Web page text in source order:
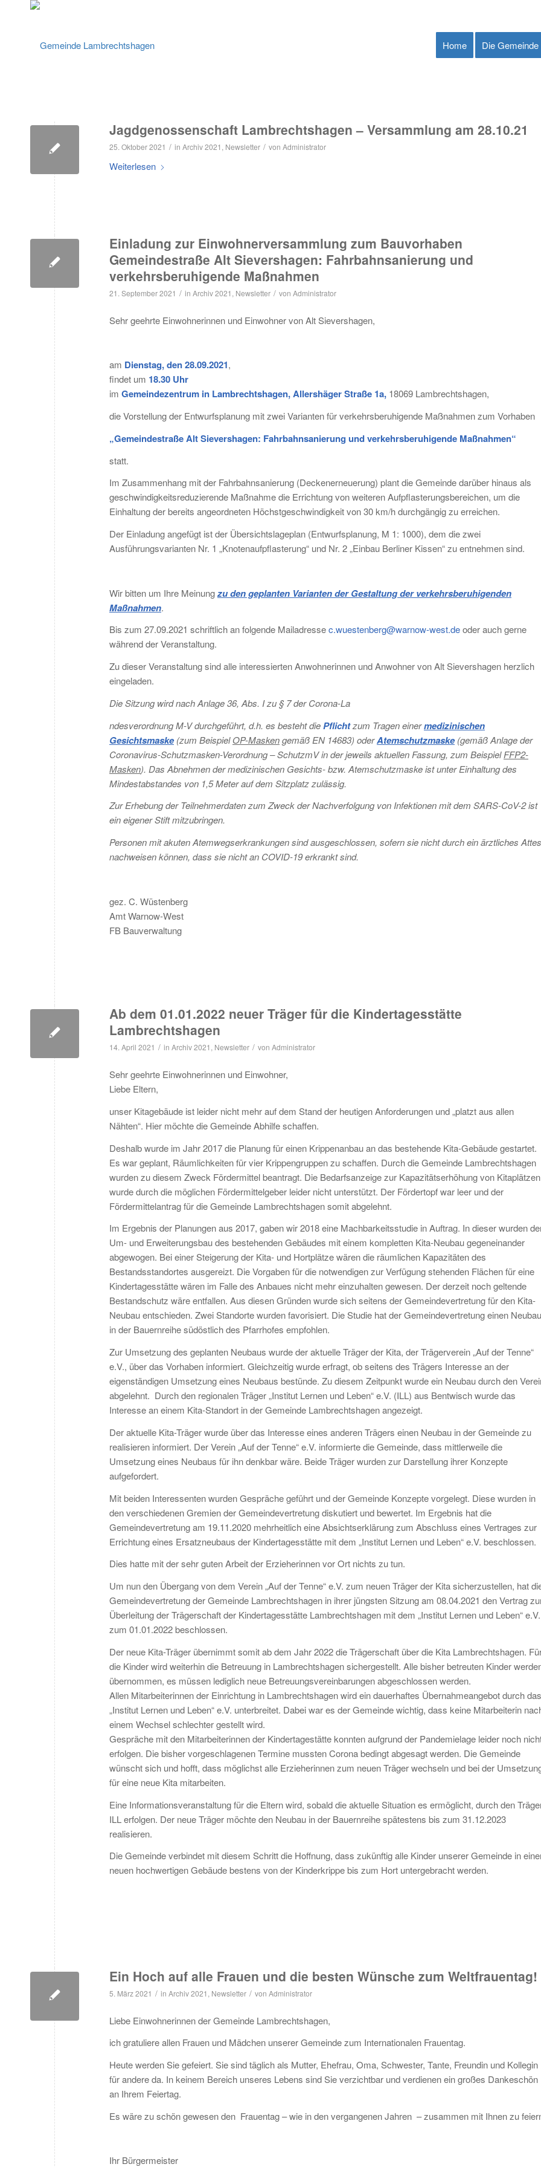
Home Die Gemeinde
Jagdgenossenschaft Lambrechtshagen – Versammlung am 28.10.21
25. Oktober 2021 / in Archiv 2021 , Newsletter / von Administrator
Weiterlesen
Einladung zur Einwohnerversammlung zum Bauvorhaben
Gemeindestraße Alt Sievershagen: Fahrbahnsanierung und
verkehrsberuhigende Maßnahmen
21. September 2021 / in Archiv 2021 , Newsletter / von Administrator
Sehr geehrte Einwohnerinnen und Einwohner von Alt Sievershagen,
am Dienstag, den 28.09.2021,
findet um 18.30 Uhr
im Gemeindezentrum in Lambrechtshagen, Allershäger Straße 1a, 18069 Lambrechtshagen,
die Vorstellung der Entwurfsplanung mit zwei Varianten für verkehrsberuhigende Maßnahmen zum Vorhaben
„Gemeindestraße Alt Sievershagen: Fahrbahnsanierung und verkehrsberuhigende Maßnahmen“
statt.
Im Zusammenhang mit der Fahrbahnsanierung (Deckenerneuerung) plant die Gemeinde darüber hinaus als
geschwindigkeitsreduzierende Maßnahme die Errichtung von weiteren Aufpflasterungsbereichen, um die
Einhaltung der bereits angeordneten Höchstgeschwindigkeit von 30 km/h durchgängig zu erreichen.
Der Einladung angefügt ist der Übersichtslageplan (Entwurfsplanung, M 1: 1000), dem die zwei
Ausführungsvarianten Nr. 1 „Knotenaufpflasterung“ und Nr. 2 „Einbau Berliner Kissen“ zu entnehmen sind.
Wir bitten um Ihre Meinungzu den geplanten Varianten der Gestaltung der verkehrsberuhigenden
Maßnahmen.
Bis zum 27.09.2021 schriftlich an folgende Mailadressec.wuestenberg@warnow-west.deoder auch gerne
während der Veranstaltung.
Zu dieser Veranstaltung sind alle interessierten Anwohnerinnen und Anwohner von Alt Sievershagen herzlich
eingeladen.
Die Sitzung wird nach Anlage 36, Abs. I zu § 7 der Corona-La
ndesverordnung M-V durchgeführt, d.h. es besteht diePflichtzum Tragen einermedizinischen
Gesichtsmaske(zum BeispielOP-Maskengemäß EN 14683) oderAtemschutzmaske(gemäß Anlage der
Coronavirus-Schutzmasken-Verordnung – SchutzmV in der jeweils aktuellen Fassung, zum BeispielFFP2-
Masken). Das Abnehmen der medizinischen Gesichts- bzw. Atemschutzmaske ist unter Einhaltung des
Mindestabstandes von 1,5 Meter auf dem Sitzplatz zulässig.
Zur Erhebung der Teilnehmerdaten zum Zweck der Nachverfolgung von Infektionen mit dem SARS-CoV-2 ist
ein eigener Stift mitzubringen.
Personen mit akuten Atemwegserkrankungen sind ausgeschlossen, sofern sie nicht durch ein ärztliches
nachweisen können, dass sie nicht an COVID-19 erkrankt sind.
gez. C. Wüstenberg
Amt Warnow-West
FB Bauverwaltung
Ab dem 01.01.2022 neuer Träger für die Kindertagesstätte
Lambrechtshagen
14. April 2021 / in Archiv 2021 , Newsletter / von Administrator
Sehr geehrte Einwohnerinnen und Einwohner,
Liebe Eltern,
unser Kitagebäude ist leider nicht mehr auf dem Stand der heutigen Anforderungen und „platzt aus allen
Nähten“. Hier möchte die Gemeinde Abhilfe schaffen.
Deshalb wurde im Jahr 2017 die Planung für einen Krippenanbau an das bestehende Kita-Gebäude gestartet.
Es war geplant, Räumlichkeiten für vier Krippengruppen zu schaffen. Durch die Gemeinde Lambrechtshagen
wurden zu diesem Zweck Fördermittel beantragt. Die Bedarfsanzeige zur Kapazitätserhöhung von Kitaplätzen
wurde durch die möglichen Fördermittelgeber leider nicht unterstützt. Der Fördertopf war leer und der
Fördermittelantrag für die Gemeinde Lambrechtshagen somit abgelehnt.
Im Ergebnis der Planungen aus 2017, gaben wir 2018 eine Machbarkeitsstudie in Auftrag. In dieser wurden
Um- und Erweiterungsbau des bestehenden Gebäudes mit einem kompletten Kita-Neubau gegeneinander
abgewogen. Bei einer Steigerung der Kita- und Hortplätze wären die räumlichen Kapazitäten des
Bestandsstandortes ausgereizt. Die Vorgaben für die notwendigen zur Verfügung stehenden Flächen für eine
Kindertagesstätte wären im Falle des Anbaues nicht mehr einzuhalten gewesen. Der derzeit noch geltende
Bestandschutz wäre entfallen. Aus diesen Gründen wurde sich seitens der Gemeindevertretung für den Kita-
Neubau entschieden. Zwei Standorte wurden favorisiert. Die Studie hat der Gemeindevertretung einen Neubau
in der Bauernreihe südöstlich des Pfarrhofes empfohlen.
Zur Umsetzung des geplanten Neubaus wurde der aktuelle Träger der Kita, der Trägerverein „Auf der Tenne“
e.V., über das Vorhaben informiert. Gleichzeitig wurde erfragt, ob seitens des Trägers Interesse an der
eigenständigen Umsetzung eines Neubaus bestünde. Zu diesem Zeitpunkt wurde ein Neubau durch den
abgelehnt. Durch den regionalen Träger „Institut Lernen und Leben“ e.V. (ILL) aus Bentwisch wurde das
Interesse an einem Kita-Standort in der Gemeinde Lambrechtshagen angezeigt.
Der aktuelle Kita-Träger wurde über das Interesse eines anderen Trägers einen Neubau in der Gemeinde zu
realisieren informiert. Der Verein „Auf der Tenne“ e.V. informierte die Gemeinde, dass mittlerweile die
Umsetzung eines Neubaus für ihn denkbar wäre. Beide Träger wurden zur Darstellung ihrer Konzepte
aufgefordert.
Mit beiden Interessenten wurden Gespräche geführt und der Gemeinde Konzepte vorgelegt. Diese wurden in
den verschiedenen Gremien der Gemeindevertretung diskutiert und bewertet. Im Ergebnis hat die
Gemeindevertretung am 19.11.2020 mehrheitlich eine Absichtserklärung zum Abschluss eines Vertrages zur
Errichtung eines Ersatzneubaus der Kindertagesstätte mit dem „Institut Lernen und Leben“ e.V. beschlossen.
Dies hatte mit der sehr guten Arbeit der Erzieherinnen vor Ort nichts zu tun.
Um nun den Übergang von dem Verein „Auf der Tenne“ e.V. zum neuen Träger der Kita sicherzustellen, hat
Gemeindevertretung der Gemeinde Lambrechtshagen in ihrer jüngsten Sitzung am 08.04.2021 den Vertrag
Überleitung der Trägerschaft der Kindertagesstätte Lambrechtshagen mit dem „Institut Lernen und Leben“ e.V.
zum 01.01.2022 beschlossen.
Der neue Kita-Träger übernimmt somit ab dem Jahr 2022 die Trägerschaft über die Kita Lambrechtshagen.
die Kinder wird weiterhin die Betreuung in Lambrechtshagen sichergestellt. Alle bisher betreuten Kinder
übernommen, es müssen lediglich neue Betreuungsvereinbarungen abgeschlossen werden.
Allen Mitarbeiterinnen der Einrichtung in Lambrechtshagen wird ein dauerhaftes Übernahmeangebot durch das
„Institut Lernen und Leben“ e.V. unterbreitet. Dabei war es der Gemeinde wichtig, dass keine Mitarbeiterin
einem Wechsel schlechter gestellt wird.
Gespräche mit den Mitarbeiterinnen der Kindertagestätte konnten aufgrund der Pandemielage leider noch
erfolgen. Die bisher vorgeschlagenen Termine mussten Corona bedingt abgesagt werden. Die Gemeinde
wünscht sich und hofft, dass möglichst alle Erzieherinnen zum neuen Träger wechseln und bei der
für eine neue Kita mitarbeiten.
Eine Informationsveranstaltung für die Eltern wird, sobald die aktuelle Situation es ermöglicht, durch den
ILL erfolgen. Der neue Träger möchte den Neubau in der Bauernreihe spätestens bis zum 31.12.2023
realisieren.
Die Gemeinde verbindet mit diesem Schritt die Hoffnung, dass zukünftig alle Kinder unserer Gemeinde in
neuen hochwertigen Gebäude bestens von der Kinderkrippe bis zum Hort untergebracht werden.
Ein Hoch auf alle Frauen und die besten Wünsche zum Weltfrauentag!
5. März 2021 / in Archiv 2021 , Newsletter / von Administrator
Liebe Einwohnerinnen der Gemeinde Lambrechtshagen,
ich gratuliere allen Frauen und Mädchen unserer Gemeinde zum Internationalen Frauentag.
Heute werden Sie gefeiert. Sie sind täglich als Mutter, Ehefrau, Oma, Schwester, Tante, Freundin und Kollegin
für andere da. In keinem Bereich unseres Lebens sind Sie verzichtbar und verdienen ein großes Dankeschön
an Ihrem Feiertag.
Es wäre zu schön gewesen den Frauentag – wie in den vergangenen Jahren – zusammen mit Ihnen zu
Ihr Bürgermeister